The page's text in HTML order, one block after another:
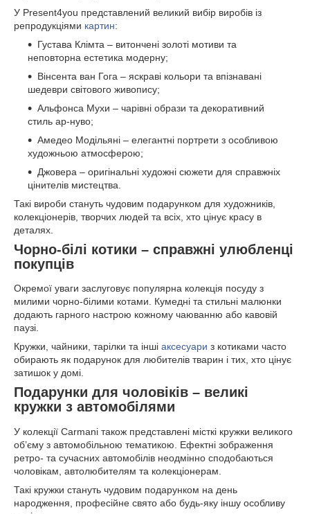
У Present4you представлений великий вибір виробів із
репродукціями картин:
Густава Клімта – витончені золоті мотиви та
неповторна естетика модерну;
Вінсента ван Гога – яскраві кольори та впізнавані
шедеври світового живопису;
Альфонса Мухи – чарівні образи та декоративний
стиль ар-нуво;
Амедео Модільяні – елегантні портрети з особливою
художньою атмосферою;
Джовера – оригінальні художні сюжети для справжніх
цінителів мистецтва.
Такі вироби стануть чудовим подарунком для художників,
колекціонерів, творчих людей та всіх, хто цінує красу в
деталях.
Чорно-білі котики – справжні улюбленці
покупців
Окремої уваги заслуговує популярна колекція посуду з
милими чорно-білими котами. Кумедні та стильні малюнки
додають гарного настрою кожному чаюванню або кавовій
паузі.
Кружки, чайники, тарілки та інші аксесуари з котиками часто
обирають як подарунок для любителів тварин і тих, хто цінує
затишок у домі.
Подарунки для чоловіків – великі
кружки з автомобілями
У колекції Carmani також представлені місткі кружки великого
об’єму з автомобільною тематикою. Ефектні зображення
ретро- та сучасних автомобілів неодмінно сподобаються
чоловікам, автолюбителям та колекціонерам.
Такі кружки стануть чудовим подарунком на день
народження, професійне свято або будь-яку іншу особливу